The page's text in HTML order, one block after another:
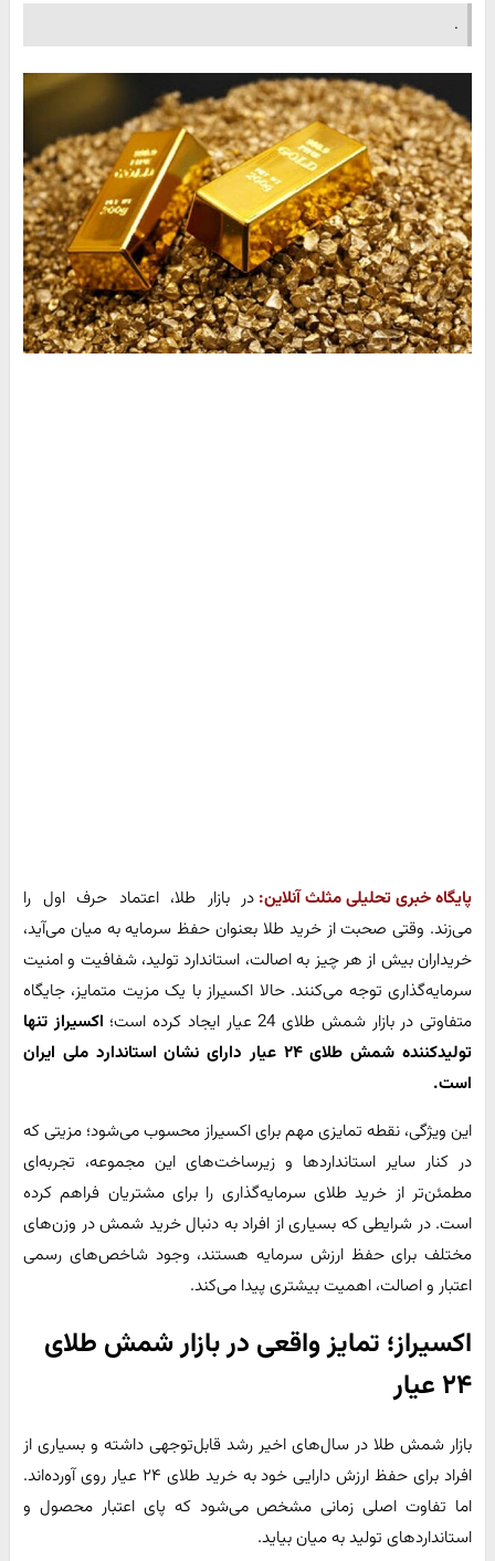
.
پایگاه خبری تحلیلی مثلث آنلاین: در بازار طلا، اعتماد حرف اول را
می‌زند. وقتی صحبت از خرید طلا بعنوان حفظ سرمایه به میان می‌آید،
خریداران بیش از هر چیز به اصالت، استاندارد تولید، شفافیت و امنیت
سرمایه‌گذاری توجه می‌کنند. حالا اکسیراز با یک مزیت متمایز، جایگاه
متفاوتی در بازار شمش طلای 24 عیار ایجاد کرده است؛
اکسیراز تنها
تولیدکننده شمش طلای۲۴ عیار دارای نشان استاندارد ملی ایران
است.
این ویژگی، نقطه تمایزی مهم برای اکسیراز محسوب می‌شود؛ مزیتی که
در کنار سایر استانداردها و زیرساخت‌های این مجموعه، تجربه‌ای
مطمئن‌تر از خرید طلای سرمایه‌گذاری را برای مشتریان فراهم کرده
است. در شرایطی که بسیاری از افراد به دنبال خرید شمش در وزن‌های
مختلف برای حفظ ارزش سرمایه هستند، وجود شاخص‌های رسمی
اعتبار و اصالت، اهمیت بیشتری پیدا می‌کند.
اکسیراز؛ تمایز واقعی در بازار شمش طلای
۲۴ عیار
بازار شمش طلا در سال‌های اخیر رشد قابل‌توجهی داشته و بسیاری از
افراد برای حفظ ارزش دارایی خود به خرید طلای ۲۴ عیار روی آورده‌اند.
اما تفاوت اصلی زمانی مشخص می‌شود که پای اعتبار محصول و
استانداردهای تولید به میان بیاید.